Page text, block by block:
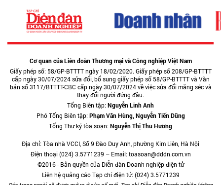
Cơ quan của Liên đoàn Thương mại và Công nghiệp Việt Nam
Giấy phép số: 58/GP-BTTTT ngày 18/02/2020. Giấy phép số 208/GP-BTTTT
cấp ngày 30/07/2024 sửa đổi, bổ sung giấy phép số 58/GP-BTTTT và Văn
bản số 3117/BTTTT-CBC cấp ngày 30/07/2024 về việc sửa đổi măng séc và
thay đổi người đứng đầu.
Tổng Biên tập:Nguyễn Linh Anh
Phó Tổng Biên tập:Phạm Văn Hùng, Nguyễn Tiến Dũng
Tổng Thư ký tòa soạn:Nguyễn Thị Thu Hương
Địa chỉ: Tòa nhà VCCI, Số 9 Đào Duy Anh, phường Kim Liên, Hà Nội
Điện thoại (024) 3.5771239 – Email: toasoan@dddn.com.vn
©2016 - Bản quyền của Diễn đàn Doanh nghiệp điện tử
Liên hệ quảng cáo Tạp chí điện tử: (024) 3.5771239